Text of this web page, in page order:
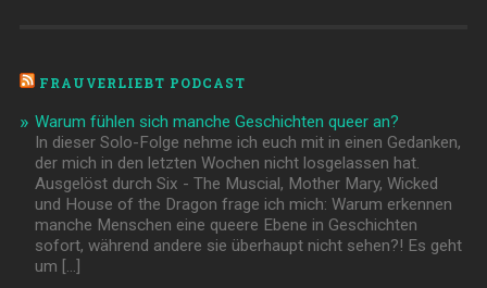
FRAUVERLIEBT PODCAST
Warum fühlen sich manche Geschichten queer an?
In dieser Solo-Folge nehme ich euch mit in einen Gedanken,
der mich in den letzten Wochen nicht losgelassen hat.
Ausgelöst durch Six - The Muscial, Mother Mary, Wicked
und House of the Dragon frage ich mich: Warum erkennen
manche Menschen eine queere Ebene in Geschichten
sofort, während andere sie überhaupt nicht sehen?! Es geht
um […]